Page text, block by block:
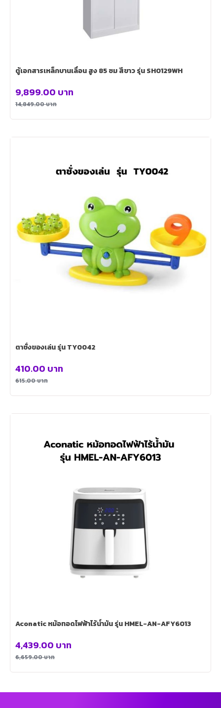
ตู้เอกสารเหล็กบานเลื่อน สูง 85 ซม สีขาว รุ่น SH0129WH
14,849.00บาท
9,899.00 บาท
ตาชั่งของเล่น รุ่น TY0042
615.00บาท
410.00 บาท
Aconatic หม้อทอดไฟฟ้าไร้น้ำมัน รุ่น HMEL-AN-AFY6013
6,659.00บาท
4,439.00 บาท